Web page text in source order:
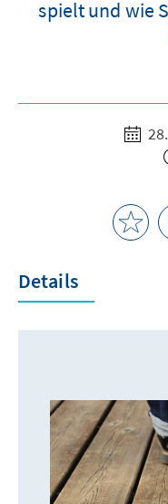
spielt und wie
Details